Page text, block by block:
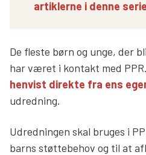
artiklerne i denne
De fleste børn og unge, der
har været i kontakt med
henvist direkte fra ens
udredning.
Udredningen skal bruges i
barns støttebehov og til at